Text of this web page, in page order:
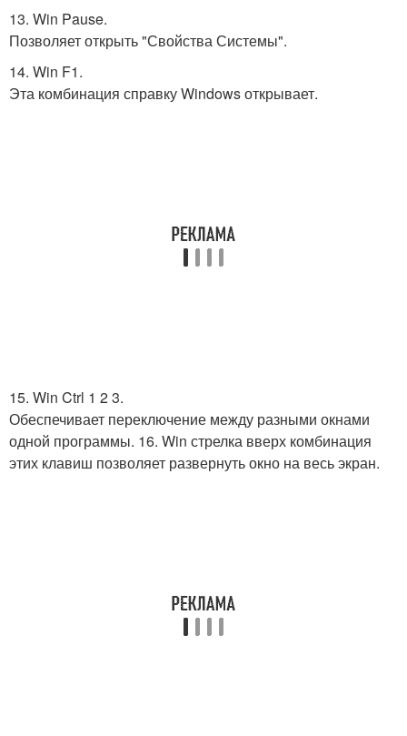
13. Win Pause.
Позволяет открыть "Свойства Системы".
14. Win F1.
Эта комбинация справку Windows открывает.
15. Win Ctrl 1 2 3.
Обеспечивает переключение между разными окнами
одной программы. 16. Win стрелка вверх комбинация
этих клавиш позволяет развернуть окно на весь экран.